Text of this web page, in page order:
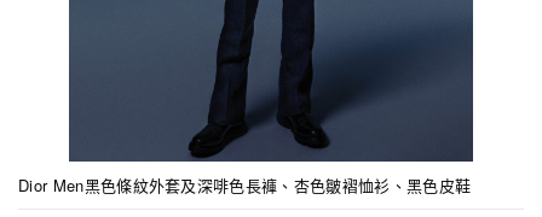
Dior Men黑色條紋外套及深啡色長褲、杏色皺褶恤衫、黑色皮鞋